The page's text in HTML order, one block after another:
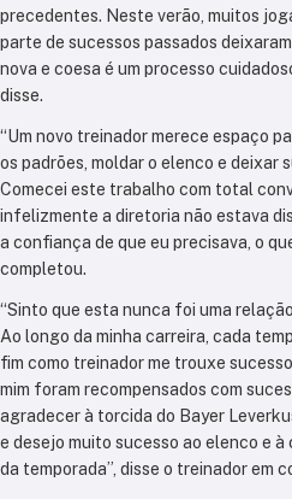
precedentes. Neste verão, muitos
parte de sucessos passados
nova e coesa é um processo
disse.
“Um novo treinador merece espaço
os padrões, moldar o elenco e deixar
Comecei este trabalho com total
infelizmente a diretoria não estava
a confiança de que eu precisava, o
completou.
“Sinto que esta nunca foi uma
Ao longo da minha carreira, cada
fim como treinador me trouxe
mim foram recompensados com
agradecer à torcida do Bayer
e desejo muito sucesso ao elenco e
da temporada”, disse o treinador em